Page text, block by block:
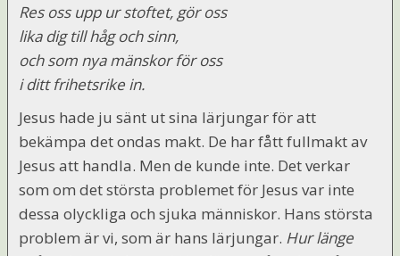
Res oss upp ur stoftet, gör oss
lika dig till håg och sinn,
och som nya mänskor för oss
i ditt frihetsrike in.
Jesus hade ju sänt ut sina lärjungar för att
bekämpa det ondas makt. De har fått fullmakt av
Jesus att handla. Men de kunde inte. Det verkar
som om det största problemet för Jesus var inte
dessa olyckliga och sjuka människor. Hans största
problem är vi, som är hans lärjungar. Hur länge